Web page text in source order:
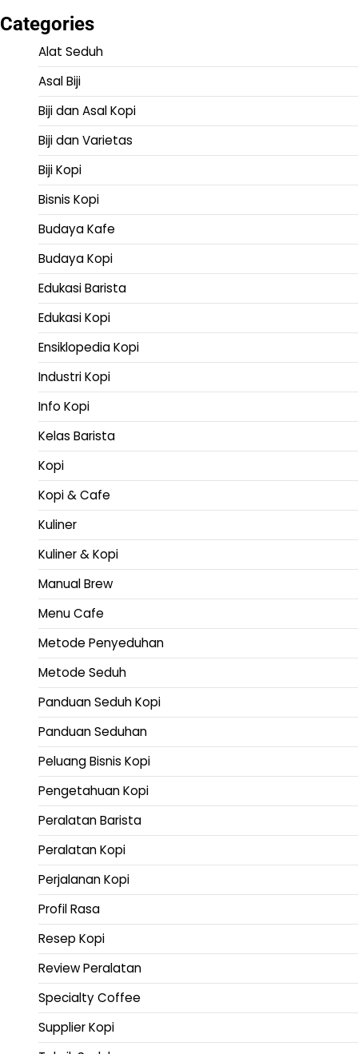
Categories
Alat Seduh
Asal Biji
Biji dan Asal Kopi
Biji dan Varietas
Biji Kopi
Bisnis Kopi
Budaya Kafe
Budaya Kopi
Edukasi Barista
Edukasi Kopi
Ensiklopedia Kopi
Industri Kopi
Info Kopi
Kelas Barista
Kopi
Kopi & Cafe
Kuliner
Kuliner & Kopi
Manual Brew
Menu Cafe
Metode Penyeduhan
Metode Seduh
Panduan Seduh Kopi
Panduan Seduhan
Peluang Bisnis Kopi
Pengetahuan Kopi
Peralatan Barista
Peralatan Kopi
Perjalanan Kopi
Profil Rasa
Resep Kopi
Review Peralatan
Specialty Coffee
Supplier Kopi